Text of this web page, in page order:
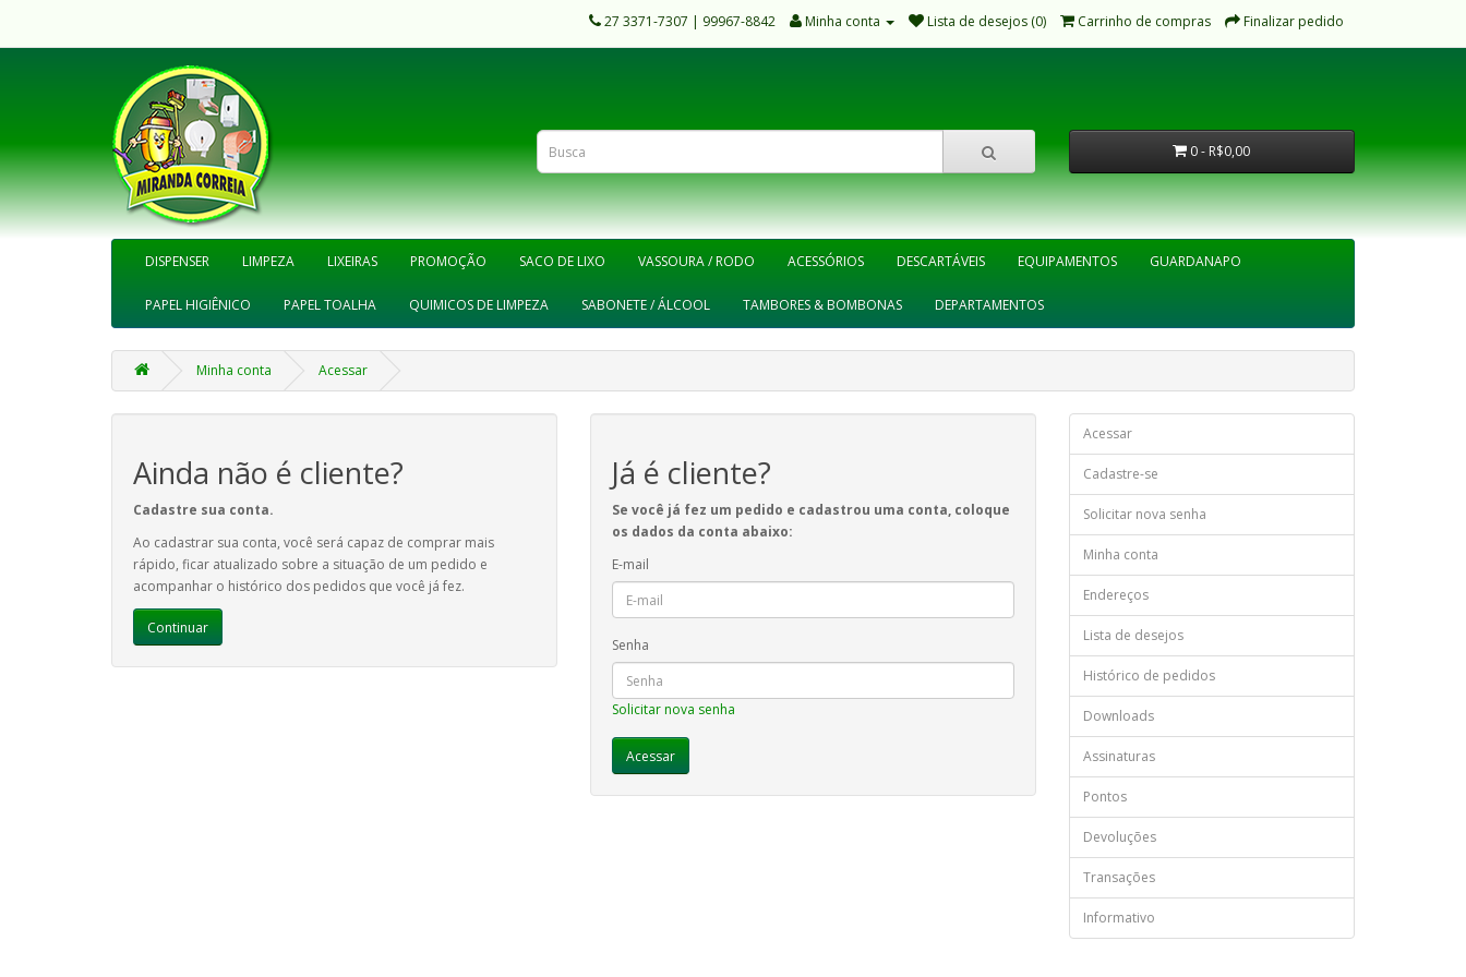
27 3371-7307 | 99967-8842 Minha conta Lista de desejos (0) Carrinho de compras Finalizar pedido
0 - R$0,00
DISPENSER LIMPEZA LIXEIRAS PROMOÇÃO SACO DE LIXO VASSOURA / RODO ACESSÓRIOS DESCARTÁVEIS EQUIPAMENTOS GUARDANAPO
PAPEL HIGIÊNICO PAPEL TOALHA QUIMICOS DE LIMPEZA SABONETE / ÁLCOOL TAMBORES & BOMBONAS DEPARTAMENTOS
Minha conta Acessar
Ainda não é cliente?
Cadastre sua conta.
Ao cadastrar sua conta, você será capaz de comprar mais
rápido, ficar atualizado sobre a situação de um pedido e
acompanhar o histórico dos pedidos que você já fez.
Continuar
Já é cliente?
Se você já fez um pedido e cadastrou uma conta, coloque
os dados da conta abaixo:
E-mail
Senha
Solicitar nova senha
Acessar
Cadastre-se
Solicitar nova senha
Minha conta
Endereços
Lista de desejos
Histórico de pedidos
Downloads
Assinaturas
Pontos
Devoluções
Transações
Informativo